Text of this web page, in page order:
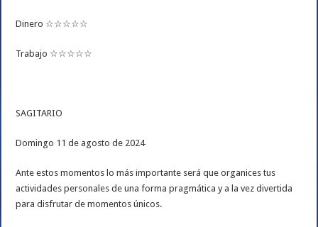
Dinero ☆☆☆☆☆
Trabajo ☆☆☆☆☆
SAGITARIO
Domingo 11 de agosto de 2024
Ante estos momentos lo más importante será que organices tus
actividades personales de una forma pragmática y a la vez divertida
para disfrutar de momentos únicos.